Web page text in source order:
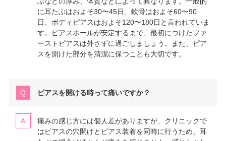
に耳たぶはおよそ30〜45日、軟骨はおよそ60〜90
日、ボディピアスはおよそ120〜180日と言われていま
す。ピアスホールが安定するまで、最初につけたファ
ーストピアスは外さずに過ごしましょう。また、ピア
スを開けた部分を清潔に保つことも大切です。
ピアスを開ける時って痛いですか？
痛みの感じ方には個人差がありますが、クリニックで
はピアスの穴開けとピアス装着を同時に行うため、耳